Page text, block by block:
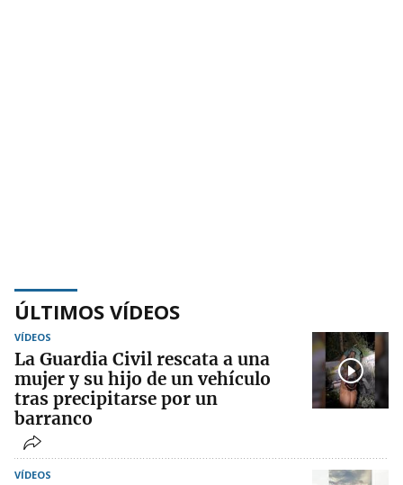
ÚLTIMOS VÍDEOS
VÍDEOS
La Guardia Civil rescata a una
mujer y su hijo de un vehículo
tras precipitarse por un
barranco
VÍDEOS